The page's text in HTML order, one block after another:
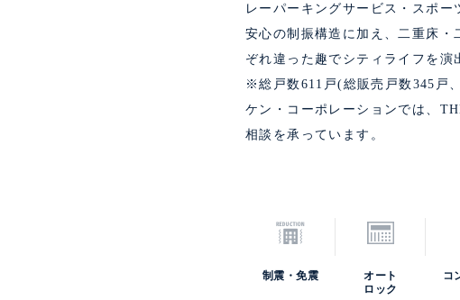
レーパーキングサービス・スポー
安心の制振構造に加え、二重床
ぞれ違った趣でシティライフを演
※総戸数611戸(総販売戸数345戸
ケン・コーポレーションでは、
相談を承っています。
制震・免震
オート
ロック
コ